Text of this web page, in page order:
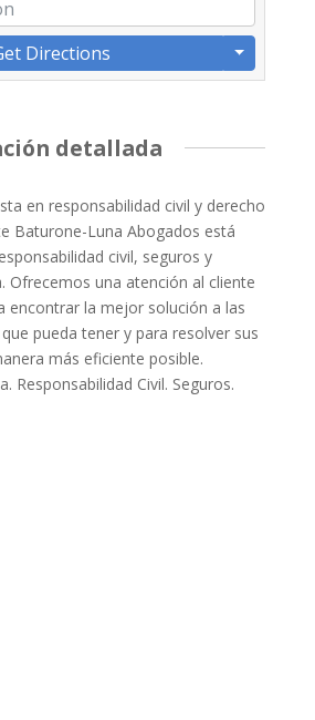
Directions
detallada
en responsabilidad civil y derecho
Baturone-Luna Abogados está
civil, seguros y
Ofrecemos una atención al cliente
encontrar la mejor solución a las
pueda tener y para resolver sus
más eficiente posible.
Responsabilidad Civil. Seguros.